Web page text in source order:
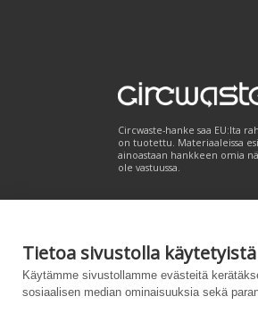
Tietoa sivustolla
Käytämme sivustollamme evästeitä
sosiaalisen median ominaisuuksia sekä
Circwaste-hanke saa EU:lta
on tuotettu. Materiaaleissa
ainoastaan hankkeen omia
ole vastuussa.
Palvelukuvaus|
Powered by –